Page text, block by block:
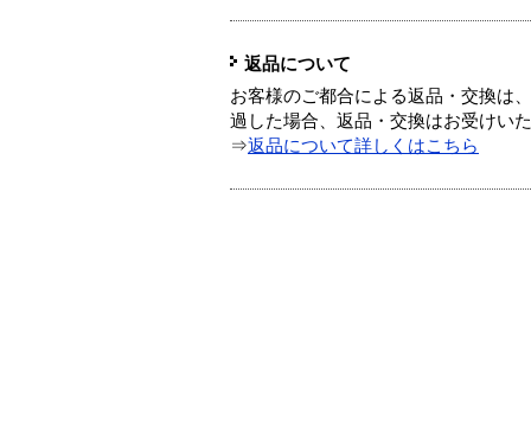
返品について
お客様のご都合による返品・交換は
過した場合、返品・交換はお受けい
⇒返品について詳しくはこちら